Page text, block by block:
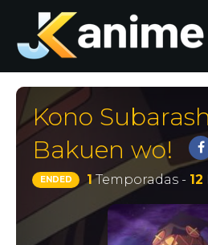
Kono
Bakuen wo!
ENDED 1Temporadas - 12